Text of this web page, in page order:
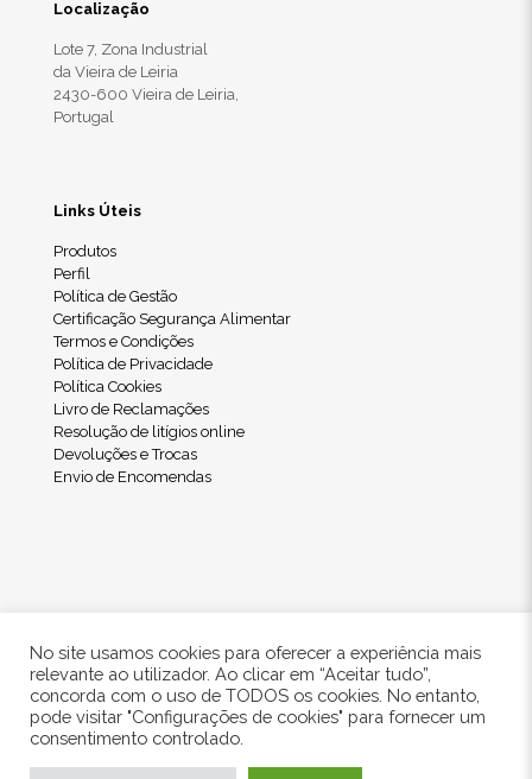
Localização
Lote 7, Zona Industrial
da Vieira de Leiria
2430-600 Vieira de Leiria,
Portugal
Links Úteis
Produtos
Perfil
Política de Gestão
Certificação Segurança Alimentar
Termos e Condições
Política de Privacidade
Política Cookies
Livro de Reclamações
Resolução de litígios online
Devoluções e Trocas
Envio de Encomendas
© 2024 Freshwood. All Rights Reserved.
No site usamos cookies para oferecer a experiência mais
relevante ao utilizador. Ao clicar em “Aceitar tudo”,
concorda com o uso de TODOS os cookies. No entanto,
pode visitar "Configurações de cookies" para fornecer um
consentimento controlado.